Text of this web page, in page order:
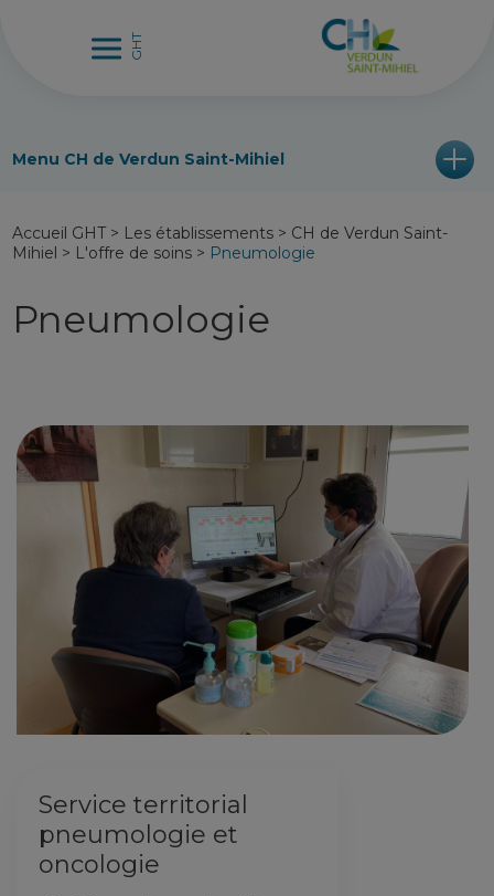
Menu CH de Verdun Saint-Mihiel
Accueil GHT > Les établissements > CH de Verdun Saint-
Mihiel > L'offre de soins > Pneumologie
Pneumologie
Service territorial
pneumologie et
oncologie